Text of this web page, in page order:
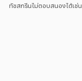
ทัชสกรีนไม่ตอบสนองได้เช่